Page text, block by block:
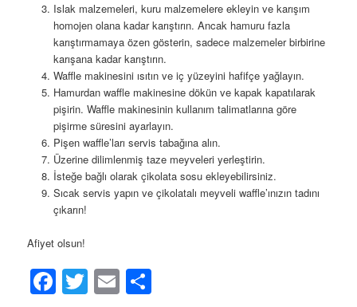
Islak malzemeleri, kuru malzemelere ekleyin ve karışım
homojen olana kadar karıştırın. Ancak hamuru fazla
karıştırmamaya özen gösterin, sadece malzemeler birbirine
karışana kadar karıştırın.
Waffle makinesini ısıtın ve iç yüzeyini hafifçe yağlayın.
Hamurdan waffle makinesine dökün ve kapak kapatılarak
pişirin. Waffle makinesinin kullanım talimatlarına göre
pişirme süresini ayarlayın.
Pişen waffle’ları servis tabağına alın.
Üzerine dilimlenmiş taze meyveleri yerleştirin.
İsteğe bağlı olarak çikolata sosu ekleyebilirsiniz.
Sıcak servis yapın ve çikolatalı meyveli waffle’ınızın tadını
çıkarın!
Afiyet olsun!
Facebook
Twitter
Email